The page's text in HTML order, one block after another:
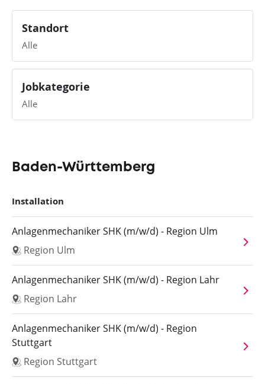
Standort
Alle
Jobkategorie
Alle
Baden-Württemberg
Installation
Anlagenmechaniker SHK (m/w/d) - Region Ulm
Region Ulm
Anlagenmechaniker SHK (m/w/d) - Region Lahr
Region Lahr
Anlagenmechaniker SHK (m/w/d) - Region
Stuttgart
Region Stuttgart